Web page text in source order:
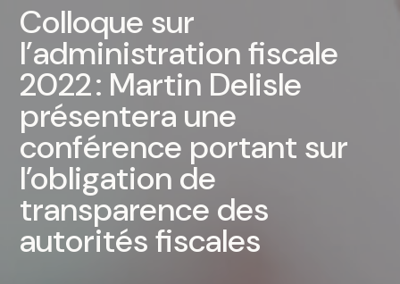
Colloque sur
l’administration fiscale
2022 : Martin Delisle
présentera une
conférence portant sur
l’obligation de
transparence des
autorités fiscales